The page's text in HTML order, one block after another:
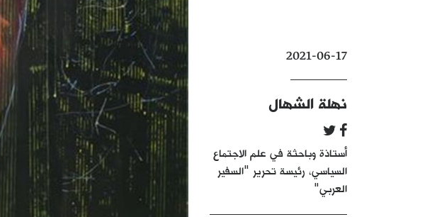
2021-06-17
نهلة الشهال
أستاذة وباحثة في علم الاجتماع
السياسي، رئيسة تحرير "السفير
العربي"